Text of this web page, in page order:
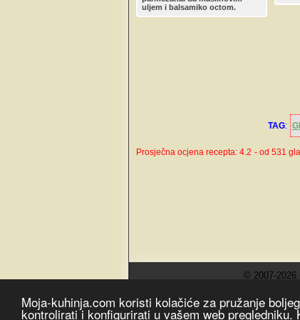
Moja-kuhinja.com koristi kolačiće za pružanje
kontrolirati i konfigurirati u vašem web
uljem i balsamiko octom.
TAG:
Prosječna ocjena recepta: 4.2 - od 531
© 2007-2026